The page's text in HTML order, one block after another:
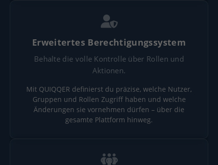
Erweitertes Berechtigungssystem
Behalte die volle Kontrolle über Rollen und
Aktionen.
Mit QUIQQER definierst du präzise, welche Nutzer,
Gruppen und Rollen Zugriff haben und welche
Änderungen sie vornehmen dürfen – über die
gesamte Plattform hinweg.